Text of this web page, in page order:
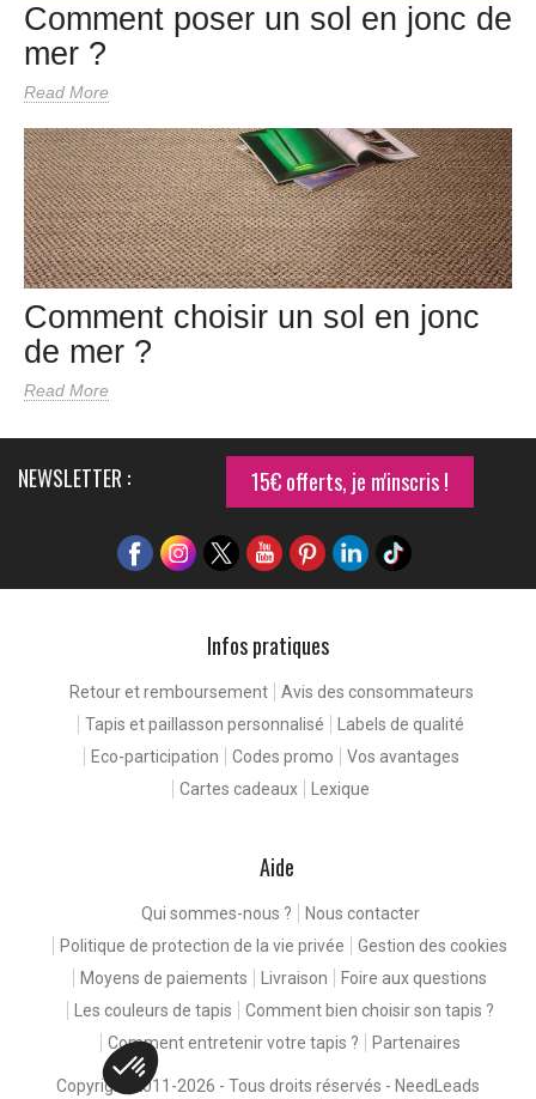
Comment poser un sol en jonc de
mer ?
Read More
Comment choisir un sol en jonc
de mer ?
Read More
NEWSLETTER : 15€ offerts, je m'inscris !
Infos pratiques
Retour et remboursement
Avis des consommateurs
Tapis et paillasson personnalisé
Labels de qualité
Eco-participation
Codes promo
Vos avantages
Cartes cadeaux
Lexique
Aide
Qui sommes-nous ?
Nous contacter
Politique de protection de la vie privée
Gestion des cookies
Moyens de paiements
Livraison
Foire aux questions
Les couleurs de tapis
Comment bien choisir son tapis ?
Comment entretenir votre tapis ?
Partenaires
Copyright 2011-2026 - Tous droits réservés - NeedLeads